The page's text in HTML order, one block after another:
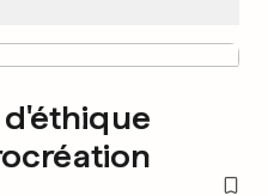
d'éthique